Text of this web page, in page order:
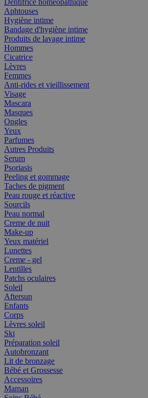
Dentifrice homéopathique
Aphtouses
Hygiène intime
Bandage d'hygiène intime
Produits de lavage intime
Hommes
Cicatrice
Lèvres
Femmes
Anti-rides et vieillissement
Visage
Mascara
Masques
Ongles
Yeux
Parfumes
Autres Produits
Serum
Psoriasis
Peeling et gommage
Taches de pigment
Peau rouge et réactive
Sourcils
Peau normal
Creme de nuit
Make-up
Yeux matériel
Lunettes
Creme - gel
Lentilles
Patchs oculaires
Soleil
Aftersun
Enfants
Corps
Lèvres soleil
Ski
Préparation soleil
Autobronzant
Lit de bronzage
Bébé et Grossesse
Accessoires
Maman